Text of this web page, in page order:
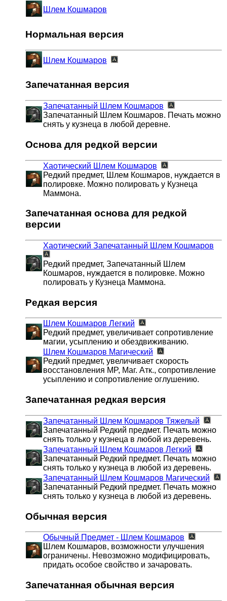
Шлем Кошмаров
Нормальная версия
Шлем Кошмаров
Запечатанная версия
Запечатанный Шлем Кошмаров
Запечатанный Шлем Кошмаров. Печать можно
снять у кузнеца в любой деревне.
Основа для редкой версии
Хаотический Шлем Кошмаров
Редкий предмет, Шлем Кошмаров, нуждается в
полировке. Можно полировать у Кузнеца
Маммона.
Запечатанная основа для редкой
версии
Хаотический Запечатанный Шлем Кошмаров
Редкий предмет, Запечатанный Шлем
Кошмаров, нуждается в полировке. Можно
полировать у Кузнеца Маммона.
Редкая версия
Шлем Кошмаров Легкий
Редкий предмет, увеличивает сопротивление
магии, усыплению и обездвиживанию.
Шлем Кошмаров Магический
Редкий предмет, увеличивает скорость
восстановления MP, Маг. Атк., сопротивление
усыплению и сопротивление оглушению.
Запечатанная редкая версия
Запечатанный Шлем Кошмаров Тяжелый
Запечатанный Редкий предмет. Печать можно
снять только у кузнеца в любой из деревень.
Запечатанный Шлем Кошмаров Легкий
Запечатанный Редкий предмет. Печать можно
снять только у кузнеца в любой из деревень.
Запечатанный Шлем Кошмаров Магический
Запечатанный Редкий предмет. Печать можно
снять только у кузнеца в любой из деревень.
Обычная версия
Обычный Предмет - Шлем Кошмаров
Шлем Кошмаров, возможности улучшения
ограничены. Невозможно модифицировать,
придать особое свойство и зачаровать.
Запечатанная обычная версия